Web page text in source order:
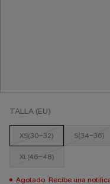
TALLA (EU)
XS(30-32) S(34-36)
XL(46-48)
Agotado. Recibe una